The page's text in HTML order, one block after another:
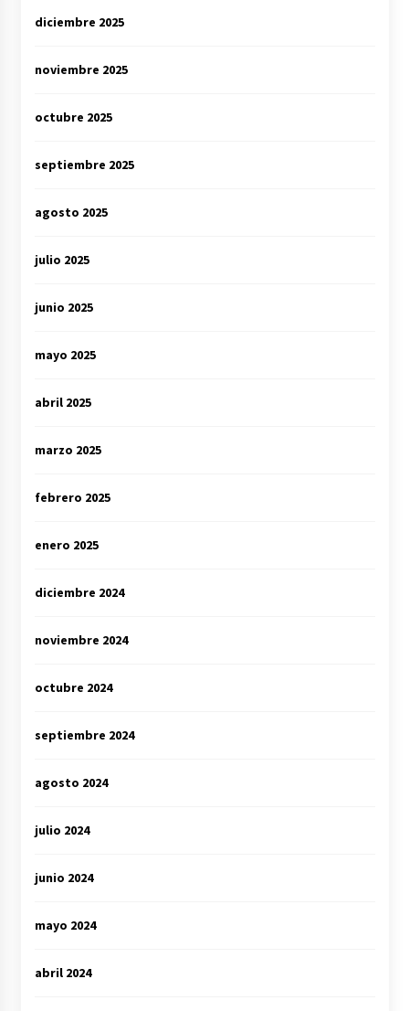
diciembre 2025
noviembre 2025
octubre 2025
septiembre 2025
agosto 2025
julio 2025
junio 2025
mayo 2025
abril 2025
marzo 2025
febrero 2025
enero 2025
diciembre 2024
noviembre 2024
octubre 2024
septiembre 2024
agosto 2024
julio 2024
junio 2024
mayo 2024
abril 2024